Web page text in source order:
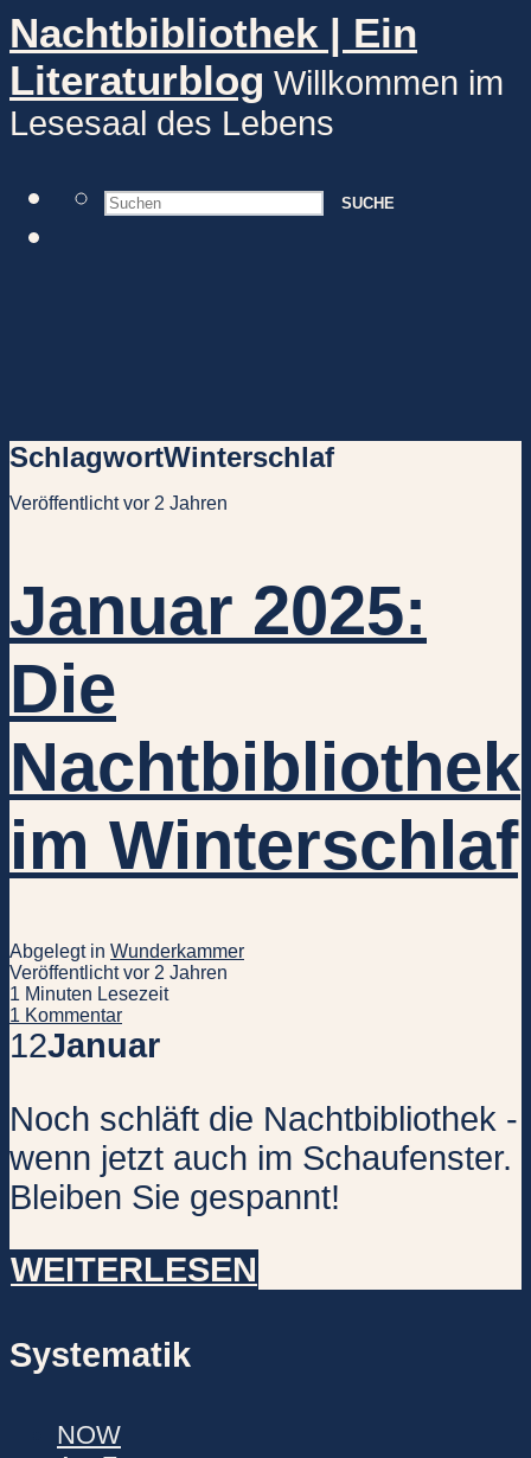
Nachtbibliothek | Ein
Literaturblog Willkommen im
Lesesaal des Lebens
SUCHE
SchlagwortWinterschlaf
Veröffentlicht vor 2 Jahren
Januar 2025:
Die
Nachtbibliothek
im Winterschlaf
Abgelegt in Wunderkammer
Veröffentlicht vor 2 Jahren
1 Minuten Lesezeit
1 Kommentar
12Januar
Noch schläft die Nachtbibliothek -
wenn jetzt auch im Schaufenster.
Bleiben Sie gespannt!
WEITERLESEN
Systematik
NOW